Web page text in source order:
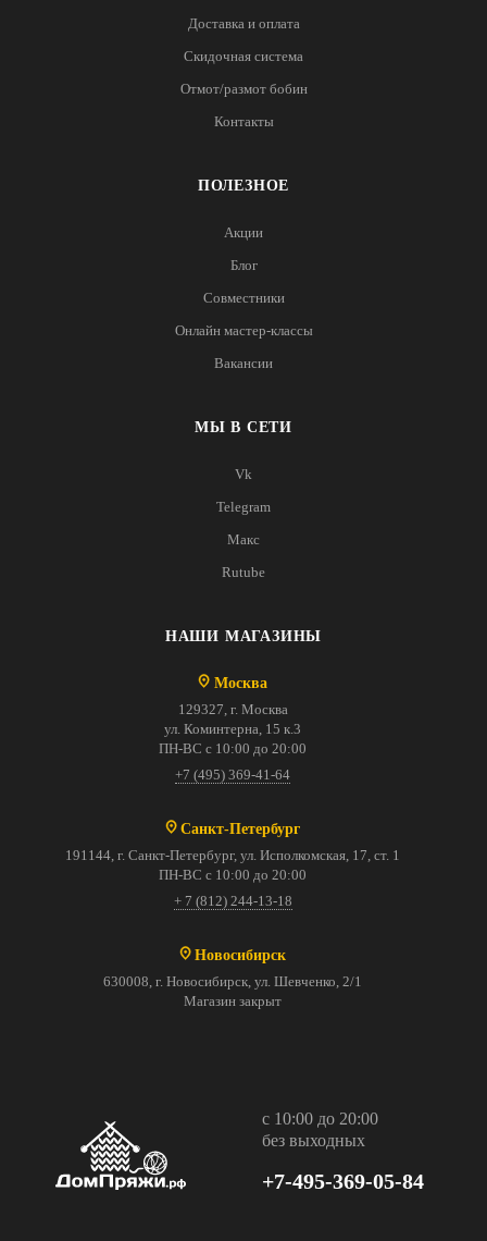
Доставка и оплата
Скидочная система
Отмот/размот бобин
Контакты
ПОЛЕЗНОЕ
Акции
Блог
Совместники
Онлайн мастер-классы
Вакансии
МЫ В СЕТИ
Vk
Telegram
Макс
Rutube
НАШИ МАГАЗИНЫ
Москва
129327, г. Москва
ул. Коминтерна, 15 к.3
ПН-ВС с 10:00 до 20:00
+7 (495) 369-41-64
Санкт-Петербург
191144, г. Санкт-Петербург, ул. Исполкомская, 17, ст. 1
ПН-ВС с 10:00 до 20:00
+ 7 (812) 244-13-18
Новосибирск
630008, г. Новосибирск, ул. Шевченко, 2/1
Магазин закрыт
с 10:00 до 20:00
без выходных
+7-495-369-05-84